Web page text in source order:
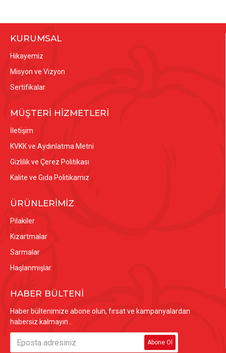
KURUMSAL
Hikayemiz
Misyon ve Vizyon
Sertifikalar
MÜŞTERİ HİZMETLERİ
İletişim
KVKK ve Aydınlatma Metni
Gizlilik ve Çerez Politikası
Kalite ve Gıda Politikamız
ÜRÜNLERİMİZ
Pilakiler
Kızartmalar
Sarmalar
Haşlanmışlar
HABER BÜLTENİ
Haber bültenimize abone olun, fırsat ve kampanyalardan
habersiz kalmayın...
Abone Ol